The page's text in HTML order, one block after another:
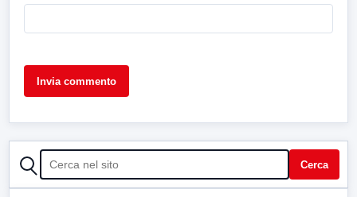
CERCA Cerca